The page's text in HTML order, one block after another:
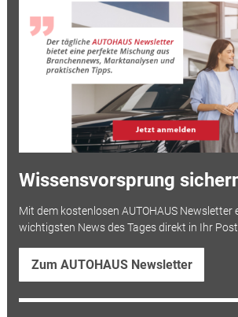
Wissensvorsprung
Mit dem kostenlosen AUTOHAUS Newsletter
wichtigsten News des Tages direkt in Ihr
Zum AUTOHAUS Newsletter